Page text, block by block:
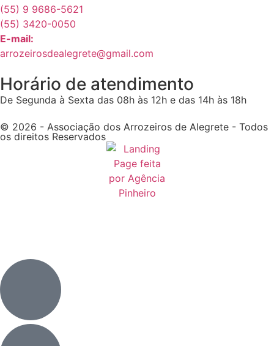
(55) 9 9686-5621
(55) 3420-0050
E-mail:
arrozeirosdealegrete@gmail.com
Horário de atendimento
De Segunda à Sexta das 08h às 12h e das 14h às 18h
© 2026 - Associação dos Arrozeiros de Alegrete - Todos
os direitos Reservados